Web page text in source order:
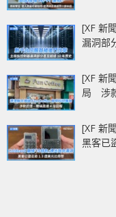
[XF 新
漏洞部
[XF 新
局 涉
[XF 新
黑客已